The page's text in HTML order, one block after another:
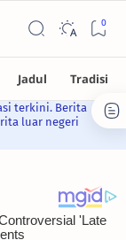
terkini. Berita
luar negeri